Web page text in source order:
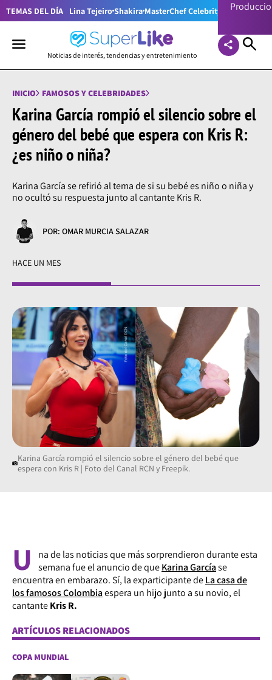
TEMAS DEL DÍA Lina TejeiroShakira MasterChef Celebrity Colombia
Noticias de interés, tendencias y entretenimiento
INICIO FAMOSOS Y CELEBRIDADES
Karina García rompió el silencio sobre el
género del bebé que espera con Kris R:
¿es niño o niña?
Karina García se refirió al tema de si su bebé es niño o niña y
no ocultó su respuesta junto al cantante Kris R.
POR: OMAR MURCIA SALAZAR
HACE UN MES
Karina García rompió el silencio sobre el género del bebé que
espera con Kris R | Foto del Canal RCN y Freepik.
U
na de las noticias que más sorprendieron durante esta
semana fue el anuncio de queKarina Garcíase
encuentra en embarazo. Sí, la exparticipante deLa casa de
los famosos Colombiaespera un hijo junto a su novio, el
cantanteKris R.
ARTÍCULOS RELACIONADOS
COPA MUNDIAL